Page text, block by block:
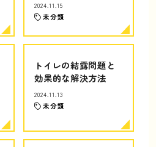
2024.11.15
未分類
トイレの結露問題と
効果的な解決方法
2024.11.13
未分類